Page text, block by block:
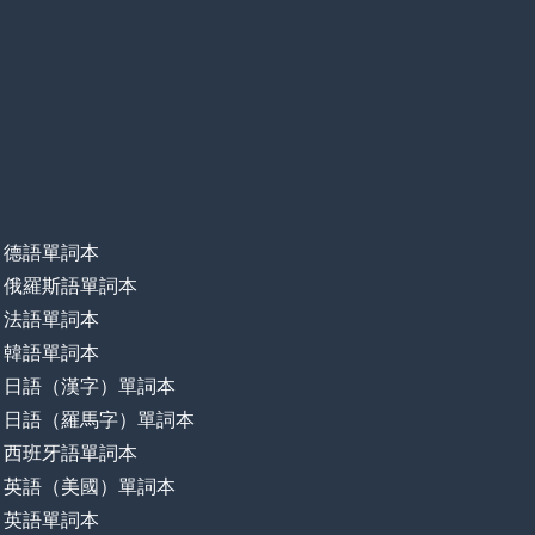
德語單詞本
俄羅斯語單詞本
法語單詞本
韓語單詞本
日語（漢字）單詞本
日語（羅馬字）單詞本
西班牙語單詞本
英語（美國）單詞本
英語單詞本